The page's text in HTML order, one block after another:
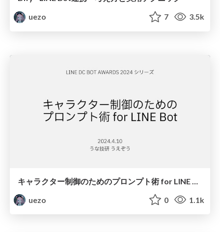
uezo
7 3.5k
uezo
0 1.1k